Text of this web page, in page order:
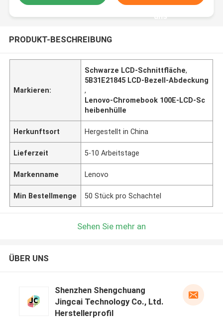
uns
PRODUKT-BESCHREIBUNG
Markieren:
Schwarze LCD-Schnittfläche,
5B31E21845 LCD-Bezell-Abdeckung
,
Lenovo-Chromebook 100E-LCD-Sc
heibenhülle
Herkunftsort Hergestellt in China
Lieferzeit 5-10 Arbeitstage
Markenname Lenovo
Min Bestellmenge 50 Stück pro Schachtel
Sehen Sie mehr an
ÜBER UNS
Shenzhen Shengchuang
Jingcai Technology Co., Ltd.
Herstellerprofil